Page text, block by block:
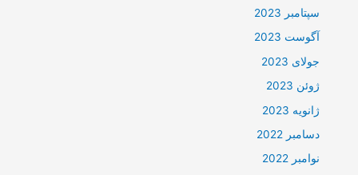
سپتامبر 2023
آگوست 2023
جولای 2023
ژوئن 2023
ژانویه 2023
دسامبر 2022
نوامبر 2022